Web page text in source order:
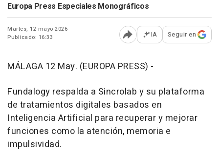
Europa Press Especiales Monográficos
Martes, 12 mayo 2026
Publicado: 16:33
Abrir opciones para
IA Seguir en
MÁLAGA 12 May. (EUROPA PRESS) -
Fundalogy respalda a Sincrolab y su plataforma
de tratamientos digitales basados en
Inteligencia Artificial para recuperar y mejorar
funciones como la atención, memoria e
impulsividad.